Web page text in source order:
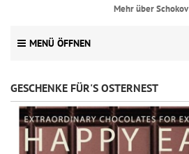
Mehr über Schokov
MENÜ ÖFFNEN
GESCHENKE FÜR'S OSTERNEST